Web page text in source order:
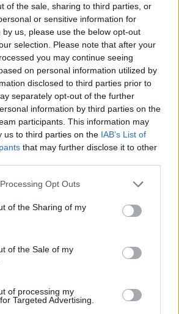
of the sale, sharing to third parties, or
or sensitive information for
us, please use the below opt-out
selection. Please note that after your
you may continue seeing
on personal information utilized by
disclosed to third parties prior to
separately opt-out of the further
information by third parties on the
participants. This information may
us to third parties on the IAB’s List of
that may further disclose it to other
Opt Outs
of the Sharing of my
of the Sale of my
of processing my
Targeted Advertising.
szakképzés záróvizsgája a
pontot ér. Így akinek van ilyen vizsgája,
5-ös érdemjegyet (amíg a rendszer nem
a maximális pontot.
hogyan számolhatjátok ki a
mennyit ér -itt nézhetitek meg.
csak rá kell kattintani a "számol" gombra -
összpontszámotokat írja majd ki, feljebb
a tanulmányi eredményekből kalkulált